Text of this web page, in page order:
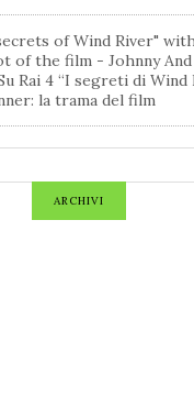
of Wind River"
of the film - Johnny
Rai 4 “I segreti di Wind
la trama del film
ARCHIVI